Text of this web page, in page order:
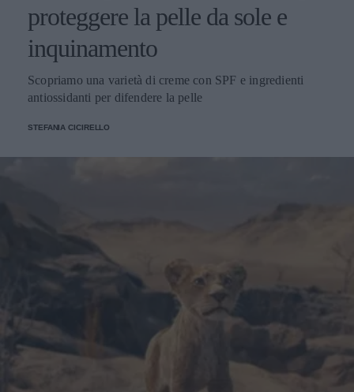
proteggere la pelle da sole e
inquinamento
Scopriamo una varietà di creme con SPF e ingredienti
antiossidanti per difendere la pelle
STEFANIA CICIRELLO